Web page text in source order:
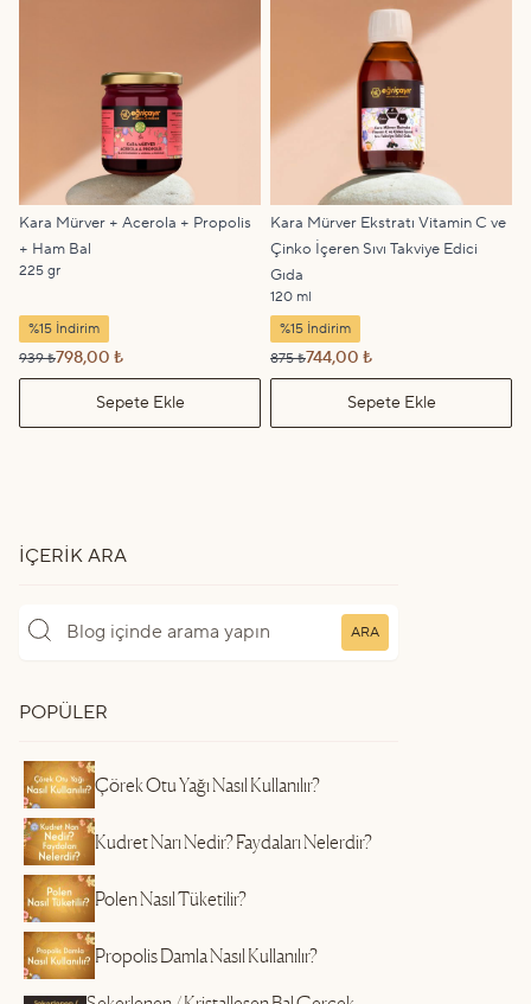
Kara Mürver + Acerola + Propolis
+ Ham Bal
225 gr
%15 İndirim
939 ₺798,00 ₺
Sepete Ekle
Kara Mürver Ekstratı Vitamin C ve
Çinko İçeren Sıvı Takviye Edici
Gıda
120 ml
%15 İndirim
875 ₺744,00 ₺
Sepete Ekle
İÇERIK ARA
ARA
POPÜLER
Çörek Otu Yağı Nasıl Kullanılır?
Kudret Narı Nedir? Faydaları Nelerdir?
Polen Nasıl Tüketilir?
Propolis Damla Nasıl Kullanılır?